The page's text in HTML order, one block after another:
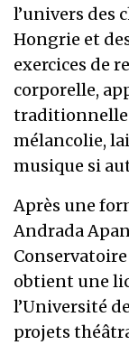
l’univers des
Hongrie et
exercices de
corporelle,
mélancolie,
musique si
Après une
Andrada
obtient une
l’Université
projets